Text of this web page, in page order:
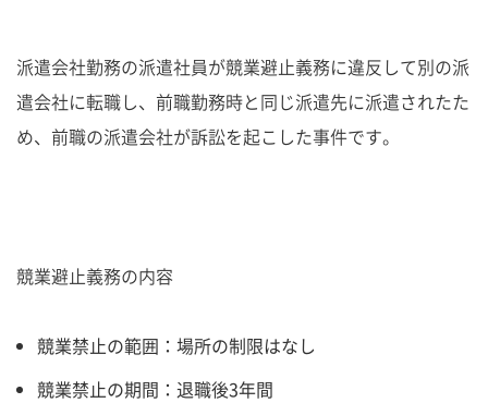
派遣会社勤務の派遣社員が競業避止義務に違反して別の派
遣会社に転職し、前職勤務時と同じ派遣先に派遣されたた
め、前職の派遣会社が訴訟を起こした事件です。
競業避止義務の内容
競業禁止の範囲：場所の制限はなし
競業禁止の期間：退職後3年間